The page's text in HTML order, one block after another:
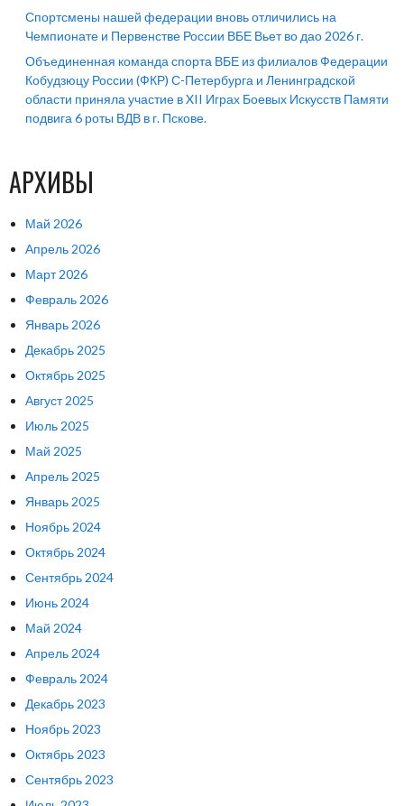
Спортсмены нашей федерации вновь отличились на
Чемпионате и Первенстве России ВБЕ Вьет во дао 2026 г.
Объединенная команда спорта ВБЕ из филиалов Федерации
Кобудзюцу России (ФКР) С-Петербурга и Ленинградской
области приняла участие в XII Играх Боевых Искусств Памяти
подвига 6 роты ВДВ в г. Пскове.
АРХИВЫ
Май 2026
Апрель 2026
Март 2026
Февраль 2026
Январь 2026
Декабрь 2025
Октябрь 2025
Август 2025
Июль 2025
Май 2025
Апрель 2025
Январь 2025
Ноябрь 2024
Октябрь 2024
Сентябрь 2024
Июнь 2024
Май 2024
Апрель 2024
Февраль 2024
Декабрь 2023
Ноябрь 2023
Октябрь 2023
Сентябрь 2023